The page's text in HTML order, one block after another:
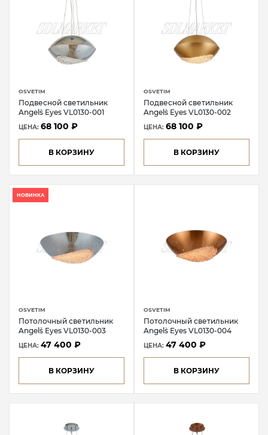
OSVETIM
Подвесной светильник
Angel`s Eyes VL0130-001
ЦЕНА: 68 100 ₽
В КОРЗИНУ
OSVETIM
Подвесной светильник
Angel`s Eyes VL0130-002
ЦЕНА: 68 100 ₽
В КОРЗИНУ
НОВИНКА
OSVETIM
Потолочный светильник
Angel`s Eyes VL0130-003
ЦЕНА: 47 400 ₽
В КОРЗИНУ
OSVETIM
Потолочный светильник
Angel`s Eyes VL0130-004
ЦЕНА: 47 400 ₽
В КОРЗИНУ